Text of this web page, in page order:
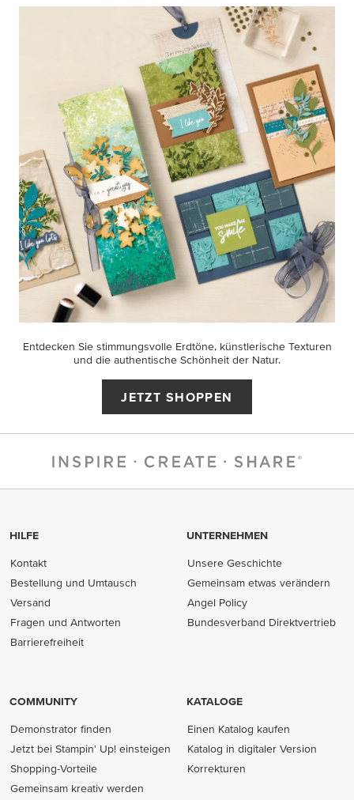
Entdecken Sie stimmungsvolle Erdtöne, künstlerische Texturen
und die authentische Schönheit der Natur.
JETZT SHOPPEN
HILFE
Kontakt
Bestellung und Umtausch
Versand
Fragen und Antworten
Barrierefreiheit
UNTERNEHMEN
Unsere Geschichte
Gemeinsam etwas verändern
Angel Policy
Bundesverband Direktvertrieb
COMMUNITY
Demonstrator finden
Jetzt bei Stampin' Up! einsteigen
Shopping-Vorteile
Gemeinsam kreativ werden
KATALOGE
Einen Katalog kaufen
Katalog in digitaler Version
Korrekturen